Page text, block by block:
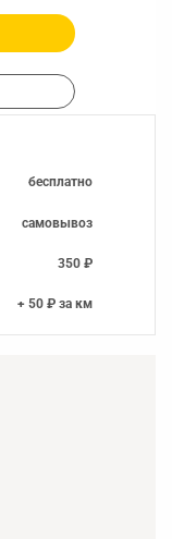
бесплатно
самовывоз
350 ₽
+ 50 ₽ за км